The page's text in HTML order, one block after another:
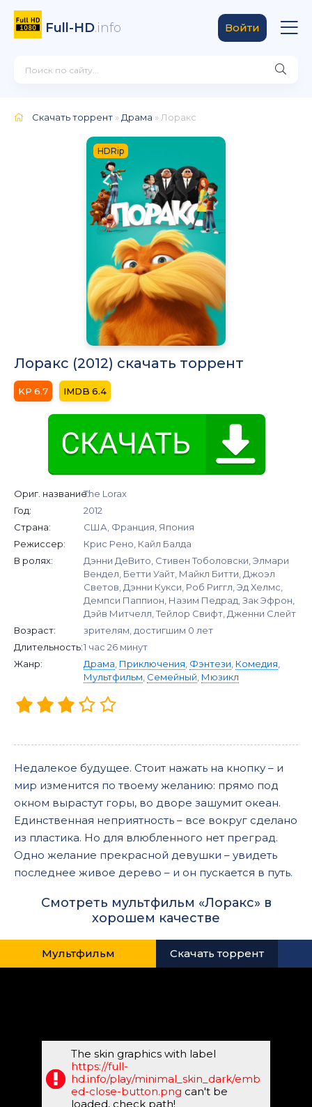
Full-HD.info Войти
Скачать торрент » Драма » Лоракс
HDRip
Лоракс (2012) скачать торрент
6.7 6.4
Ориг. название:The Lorax
Год:
2012
Страна:
США, Франция, Япония
Режиссер:
Крис Рено, Кайл Балда
В ролях:
Дэнни ДеВито, Стивен Тоболовски, Элмари
Вендел, Бетти Уайт, Майкл Битти, Джоэл
Светов, Дэнни Кукси, Роб Риггл, Эд Хелмс,
Демпси Паппион, Назим Педрад, Зак Эфрон,
Дэйв Митчелл, Тейлор Свифт, Дженни Слейт
Возраст:
зрителям, достигшим 0 лет
Длительность:1 час 26 минут
Жанр:
Драма Приключения Фэнтези Комедия
Мультфильм Семейный Мюзикл
Недалекое будущее. Стоит нажать на кнопку – и
мир изменится по твоему желанию: прямо под
окном вырастут горы, во дворе зашумит океан.
Единственная неприятность – все вокруг сделано
из пластика. Но для влюбленного нет преград.
Одно желание прекрасной девушки – увидеть
последнее живое дерево – и он пускается в путь.
Смотреть мультфильм «Лоракс» в
хорошем качестве
Мультфильм Скачать торрент
The skin graphics with label
https://full-
hd.info/play/minimal_skin_dark/emb
ed-close-button.png can't be
loaded, check path!